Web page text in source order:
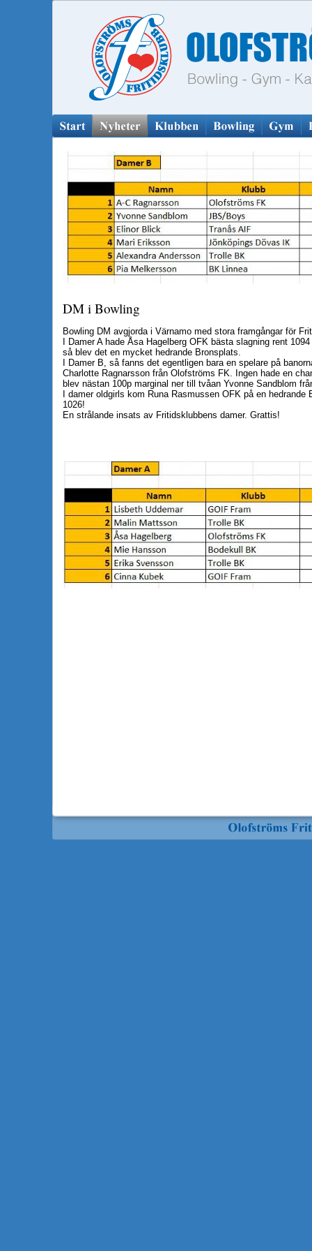
DM i Bowling
Bowling DM avgjorda i Värnamo med stora framgångar för
I Damer A hade Åsa Hagelberg OFK bästa slagning rent
så blev det en mycket hedrande Bronsplats.
I Damer B, så fanns det egentligen bara en spelare på
Charlotte Ragnarsson från Olofströms FK. Ingen hade en
blev nästan 100p marginal ner till tvåan Yvonne Sandblom
I damer oldgirls kom Runa Rasmussen OFK på en hedrande
1026!
En strålande insats av Fritidsklubbens damer. Grattis!